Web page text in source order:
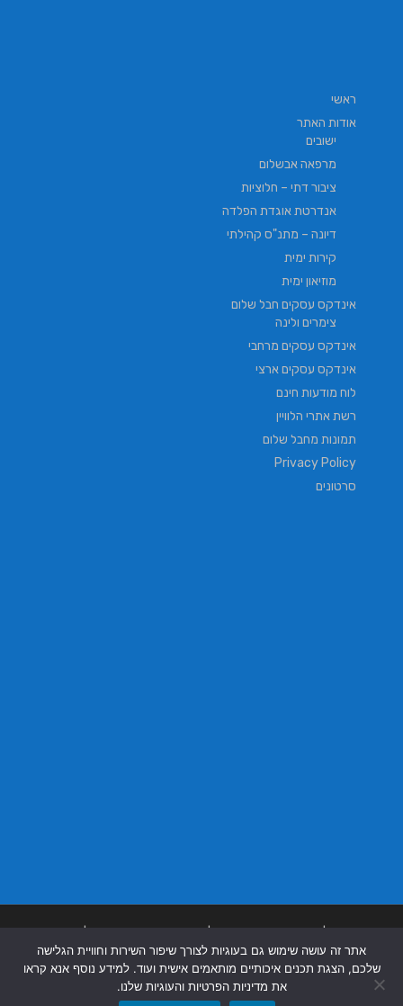
ראשי
אודות האתר
ישובים
מרפאה אבשלום
ציבור דתי – חלוציות
אנדרטת אוגדת הפלדה
דיונה – מתנ"ס קהילתי
קירות ימית
מוזיאון ימית
אינדקס עסקים חבל שלום
צימרים ולינה
אינדקס עסקים מרחבי
אינדקס עסקים ארצי
לוח מודעות חינם
רשת אתרי הלוויין
תמונות מחבל שלום
Privacy Policy
סרטונים
בבאר שבע |
אתר זה עושה שימוש גם בעוגיות לצורך שיפור השירות וחוויית הגלישה
שלכם, הצגת תכנים איכותיים מותאמים אישית ועוד. למידע נוסף אנא קראו
את מדיניות הפרטיות והעוגיות שלנו.